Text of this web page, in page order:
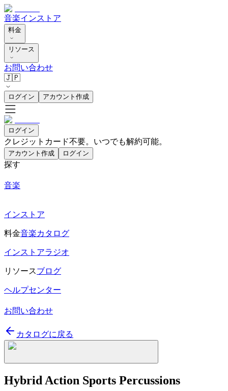
音楽インストア
料金
リソース
お問い合わせ
🇯🇵
ログイン アカウント作成
ログイン
クレジットカード不要。いつでも解約可能。
アカウント作成 ログイン
探す
音楽
インストア
料金音楽カタログ
インストアラジオ
リソースブログ
ヘルプセンター
お問い合わせ
カタログに戻る
Hybrid Action Sports Percussions